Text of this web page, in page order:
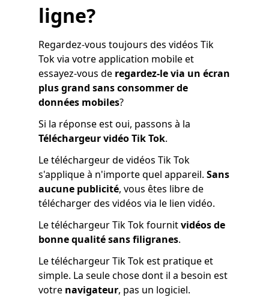
ligne?
Regardez-vous toujours des vidéos Tik
Tok via votre application mobile et
essayez-vous de regardez-le via un écran
plus grand sans consommer de
données mobiles?
Si la réponse est oui, passons à la
Téléchargeur vidéo Tik Tok.
Le téléchargeur de vidéos Tik Tok
s'applique à n'importe quel appareil. Sans
aucune publicité, vous êtes libre de
télécharger des vidéos via le lien vidéo.
Le téléchargeur Tik Tok fournitvidéos de
bonne qualité sans filigranes.
Le téléchargeur Tik Tok est pratique et
simple. La seule chose dont il a besoin est
votre navigateur, pas un logiciel.